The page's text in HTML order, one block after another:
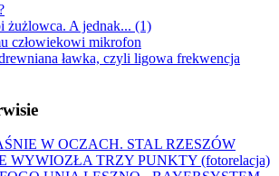
żużlowca. A jednak... (1)
człowiekowi mikrofon
ławka, czyli ligowa frekwencja
W OCZACH. STAL RZESZÓW
WYWIOZŁA TRZY PUNKTY (fotorelacja)